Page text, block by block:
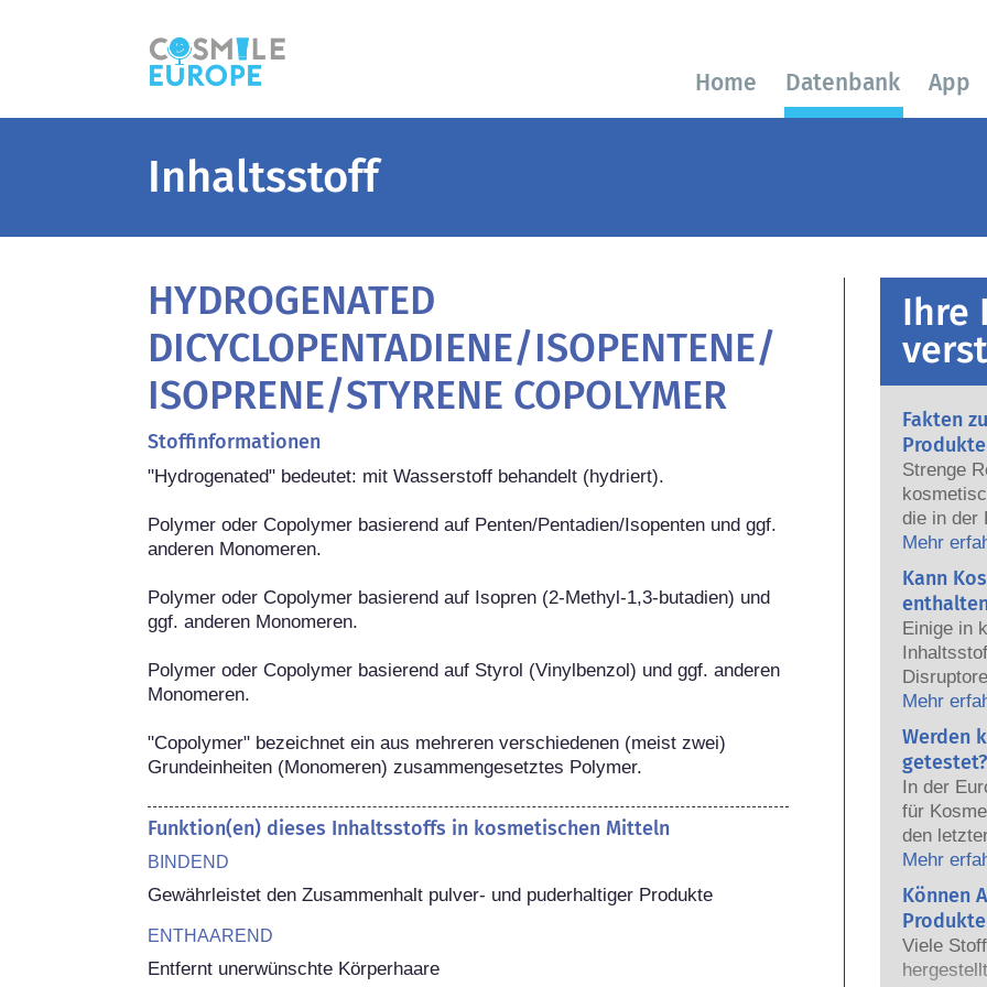
Home Datenbank App
Inhaltsstoff
HYDROGENATED
DICYCLOPENTADIENE/ISOPENTENE/
ISOPRENE/STYRENE COPOLYMER
Stoffinformationen
"Hydrogenated" bedeutet: mit Wasserstoff behandelt (hydriert).
Polymer oder Copolymer basierend auf Penten/Pentadien/Isopenten und ggf.
anderen Monomeren.
Polymer oder Copolymer basierend auf Isopren (2-Methyl-1,3-butadien) und
ggf. anderen Monomeren.
Polymer oder Copolymer basierend auf Styrol (Vinylbenzol) und ggf. anderen
Monomeren.
"Copolymer" bezeichnet ein aus mehreren verschiedenen (meist zwei)
Grundeinheiten (Monomeren) zusammengesetztes Polymer.
Funktion(en) dieses Inhaltsstoffs in kosmetischen Mitteln
BINDEND
Gewährleistet den Zusammenhalt pulver- und puderhaltiger Produkte
ENTHAAREND
Entfernt unerwünschte Körperhaare
Ihre
Fakten
Strenge
die in der
sicher für
Die
Mehr
Kann
Einige in
haben,
Hormone
das
heißt das
auch
sehr
zumeist
jemals
Produkte
Mehr
Werden
In der
für
den
dem
von
Mehr
Können
Viele